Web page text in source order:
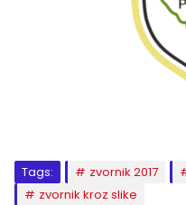
Tags: zvornik 2017
zvornik kroz slike